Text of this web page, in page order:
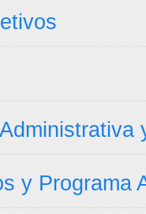
y Programa